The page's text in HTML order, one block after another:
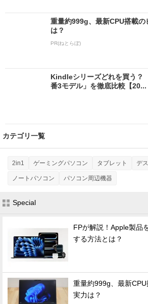
重量約999g、最新CPU搭載の
は？
PR(ねとらぼ)
Kindleシリーズどれを買う
番3モデル」を徹底比較【20...
カテゴリ一覧
2in1 ゲーミングパソコン タブレット デ
ノートパソコン パソコン周辺機器
Special
FPが解説！Apple製品
する方法とは？
重量約999g、最新
実力は？